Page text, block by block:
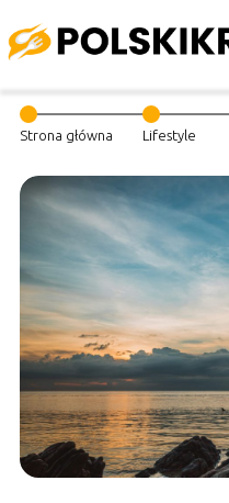
Strona główna Lifestyle